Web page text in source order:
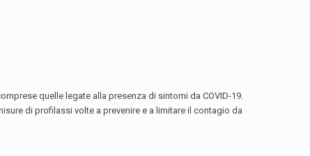
quelle legate alla presenza di sintomi da COVID-19.
di profilassi volte a prevenire e a limitare il contagio da